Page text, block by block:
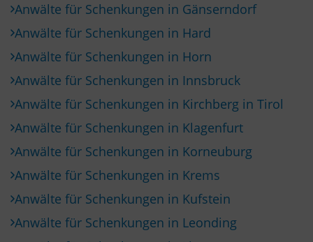
Anwälte für Schenkungen in Gänserndorf
Anwälte für Schenkungen in Hard
Anwälte für Schenkungen in Horn
Anwälte für Schenkungen in Innsbruck
Anwälte für Schenkungen in Kirchberg in Tirol
Anwälte für Schenkungen in Klagenfurt
Anwälte für Schenkungen in Korneuburg
Anwälte für Schenkungen in Krems
Anwälte für Schenkungen in Kufstein
Anwälte für Schenkungen in Leonding